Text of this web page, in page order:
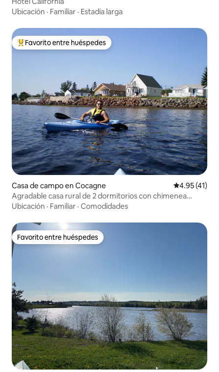
Ubicación · Familiar · Estadía larga
Favorito entre huéspedes preferido
Favorito entre huéspedes
Casa de campo en Cocagne Calificación
4.95 (41)
Agradable casa rural de 2 dormitorios con chimenea
interior.
Ubicación · Familiar · Comodidades
Favorito entre huéspedes
Favorito entre huéspedes